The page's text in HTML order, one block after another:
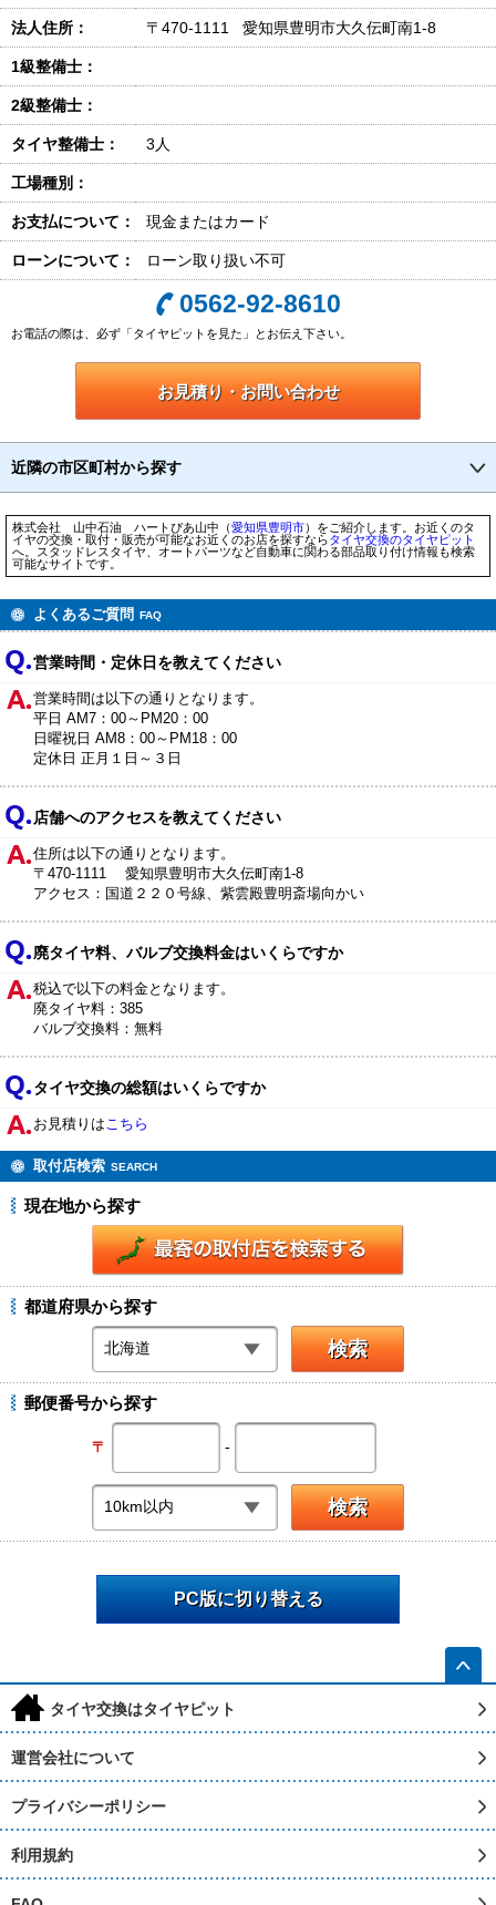
法人住所： 〒470-1111 愛知県豊明市大久伝町南1-8
1級整備士：
2級整備士：
タイヤ整備士： 3人
工場種別：
お支払について： 現金またはカード
ローンについて： ローン取り扱い不可
0562-92-8610
お電話の際は、必ず「タイヤピットを見た」とお伝え下さい。
お見積り・お問い合わせ
近隣の市区町村から探す
株式会社 山中石油 ハートぴあ山中（愛知県豊明市）をご紹介します。お近くのタ
イヤの交換・取付・販売が可能なお近くのお店を探すならタイヤ交換のタイヤピット
へ。スタッドレスタイヤ、オートパーツなど自動車に関わる部品取り付け情報も検索
可能なサイトです。
よくあるご質問 FAQ
営業時間・定休日を教えてください
営業時間は以下の通りとなります。
平日 AM7：00～PM20：00
日曜祝日 AM8：00～PM18：00
定休日 正月１日～３日
店舗へのアクセスを教えてください
住所は以下の通りとなります。
〒470-1111 愛知県豊明市大久伝町南1-8
アクセス：国道２２０号線、紫雲殿豊明斎場向かい
廃タイヤ料、バルブ交換料金はいくらですか
税込で以下の料金となります。
廃タイヤ料：385
バルブ交換料：無料
タイヤ交換の総額はいくらですか
お見積りはこちら
取付店検索 SEARCH
現在地から探す
都道府県から探す
郵便番号から探す
〒 -
PC版に切り替える
h タイヤ交換はタイヤピット
運営会社について
プライバシーポリシー
利用規約